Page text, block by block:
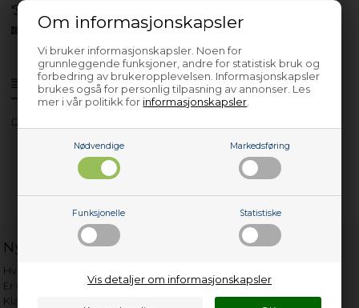
Om informasjonskapsler
Vi bruker informasjonskapsler. Noen for
grunnleggende funksjoner, andre for statistisk bruk og
forbedring av brukeropplevelsen. Informasjonskapsler
brukes også for personlig tilpasning av annonser. Les
mer i vår politikk for informasjonskapsler
Nødvendige Markedsføring
Funksjonelle Statistiske
Vis detaljer om informasjonskapsler
Produktinfo Spørsmål om varen?
DF6130 X
Siden 2013
Nyttige lenker
Hvor gammelt er apparatet mitt?
Er det verdt å reparere?
Klage på bassengrobot